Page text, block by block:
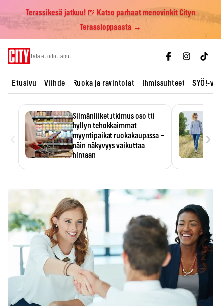
Terassikesä jatkuu! 🍺 Katso parhaat menovinkit Cityn
Terassioppaasta →
Tätä et odottanut
Etusivu Viihde Ruoka ja ravintolat Ihmissuhteet SYÖ!-
Silmänliiketutkimus osoitti
hyllyn tehokkaimmat
myyntipaikat ruokakaupassa –
näin näkyvyys vaikuttaa
hintaan
›